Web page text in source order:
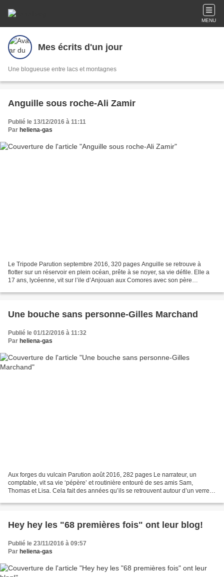
MENU
Mes écrits d'un jour
Une blogueuse entre lacs et montagnes
Anguille sous roche-Ali Zamir
Publié le 13/12/2016 à 11:11
Par heliena-gas
Le Tripode Parution septembre 2016, 320 pages Anguille se retrouve à
flotter sur un réservoir en plein océan, prête à se noyer, sa vie défile. Elle a
17 ans, lycéenne, vit sur l’ile d’Anjouan aux Comores avec son père
Une bouche sans personne-Gilles Marchand
Publié le 01/12/2016 à 11:32
Par heliena-gas
Aux forges du vulcain Parution août 2016, 282 pages Le narrateur, un
comptable, vit sa vie ‘pépère’ et routinière entouré de ses amis Sam,
Thomas et Lisa. Cela fait des années qu’ils se retrouvent autour d’un verre
Hey hey les "68 premières fois" ont leur blog!
Publié le 23/11/2016 à 09:57
Par heliena-gas